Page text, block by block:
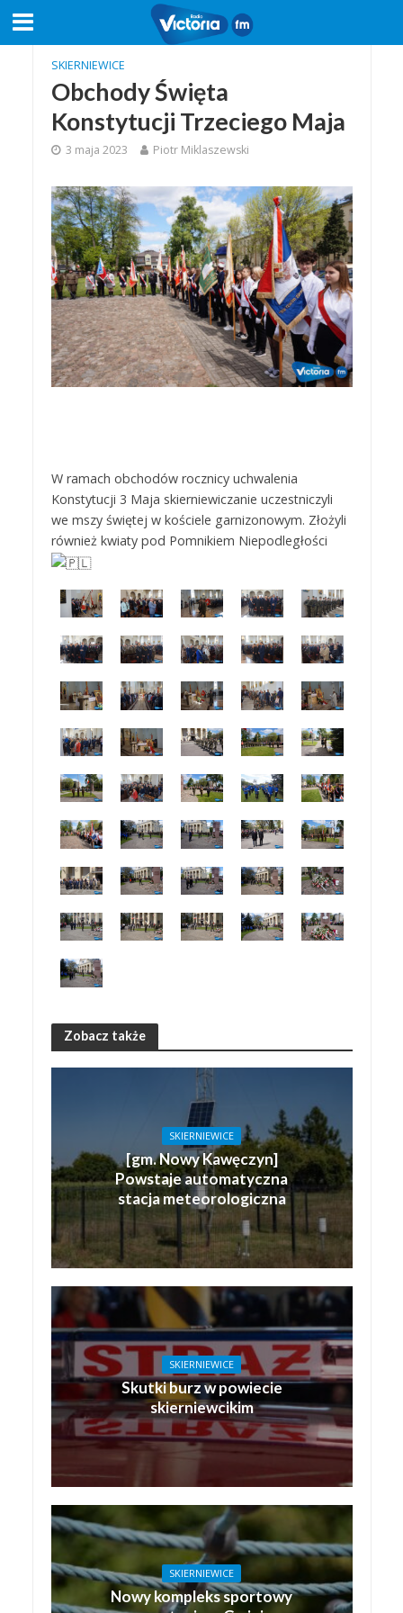
SKIERNIEWICE
Obchody Święta
Konstytucji Trzeciego Maja
3 maja 2023 Piotr Miklaszewski
W ramach obchodów rocznicy uchwalenia
Konstytucji 3 Maja skierniewiczanie uczestniczyli
we mszy świętej w kościele garnizonowym. Złożyli
również kwiaty pod Pomnikiem Niepodległości
Zobacz także
SKIERNIEWICE
[gm. Nowy Kawęczyn]
Powstaje automatyczna
stacja meteorologiczna
SKIERNIEWICE
Skutki burz w powiecie
skierniewcikim
SKIERNIEWICE
Nowy kompleks sportowy